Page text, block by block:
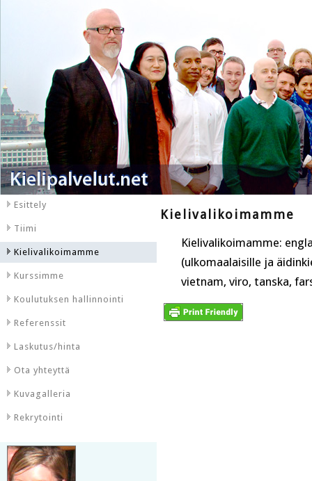
Esittely
Tiimi
Kielivalikoimamme
Kurssimme
Koulutuksen hallinnointi
Referenssit
Laskutus/hinta
Ota yhteyttä
Kuvagalleria
Rekrytointi
Kielivalikoimamme
Kielivalikoimamme:
(ulkomaalaisille ja
vietnam, viro, tanska,